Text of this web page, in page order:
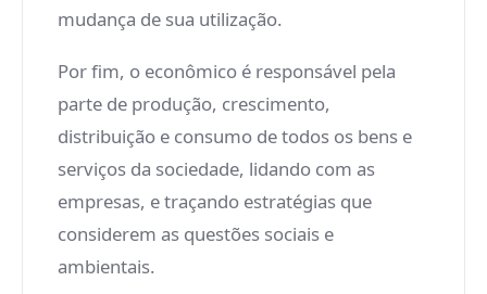
mudança de sua utilização.
Por fim, o econômico é responsável pela
parte de produção, crescimento,
distribuição e consumo de todos os bens e
serviços da sociedade, lidando com as
empresas, e traçando estratégias que
considerem as questões sociais e
ambientais.